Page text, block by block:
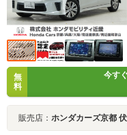
無
料
今す
販売店： ホンダカーズ京都 伏